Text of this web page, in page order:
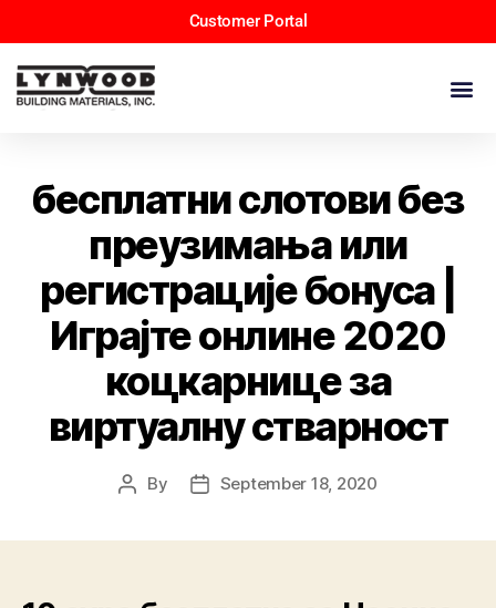
Customer Portal
бесплатни слотови без
преузимања или
регистрације бонуса |
Играјте онлине 2020
коцкарнице за
виртуалну стварност
By September 18, 2020